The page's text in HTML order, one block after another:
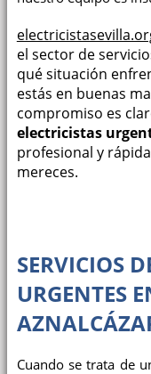
el sector de
qué situación
estás en buenas
compromiso es
electricistas
profesional y
mereces.
SERVICIOS
URGENTES
Cuando se trata de